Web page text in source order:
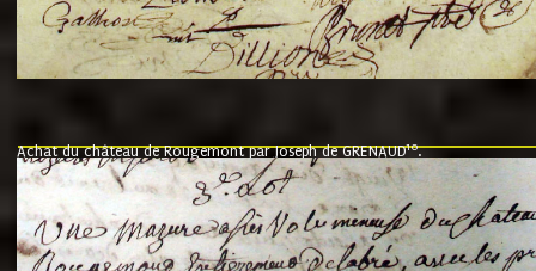
Achat du château de Rougemont par Joseph de GRENAUD10.
"l'an mil six cent soixante treze le ving neuvième jour du mois de
nommé fut présent Messire Claude Guillaume de Moyriat chevalier baron
vend, purement simplement et irrevocablement a monseigneur monsieur